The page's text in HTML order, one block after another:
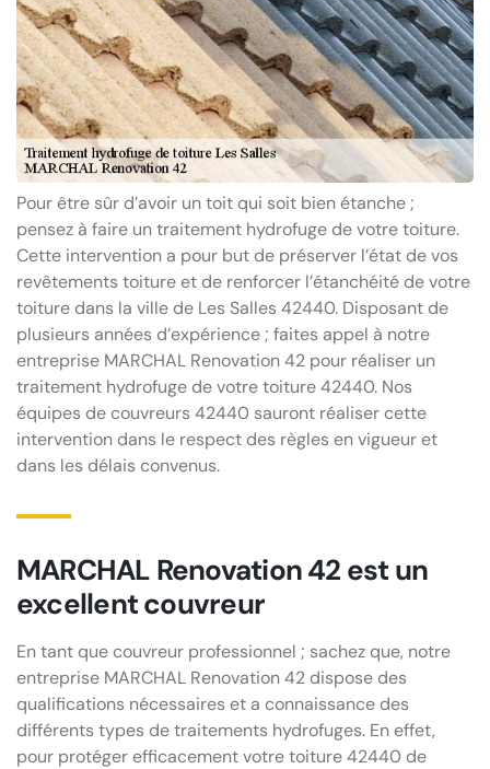
Pour être sûr d’avoir un toit qui soit bien étanche ;
pensez à faire un traitement hydrofuge de votre toiture.
Cette intervention a pour but de préserver l’état de vos
revêtements toiture et de renforcer l’étanchéité de votre
toiture dans la ville de Les Salles 42440. Disposant de
plusieurs années d’expérience ; faites appel à notre
entreprise MARCHAL Renovation 42 pour réaliser un
traitement hydrofuge de votre toiture 42440. Nos
équipes de couvreurs 42440 sauront réaliser cette
intervention dans le respect des règles en vigueur et
dans les délais convenus.
MARCHAL Renovation 42 est un
excellent couvreur
En tant que couvreur professionnel ; sachez que, notre
entreprise MARCHAL Renovation 42 dispose des
qualifications nécessaires et a connaissance des
différents types de traitements hydrofuges. En effet,
pour protéger efficacement votre toiture 42440 de